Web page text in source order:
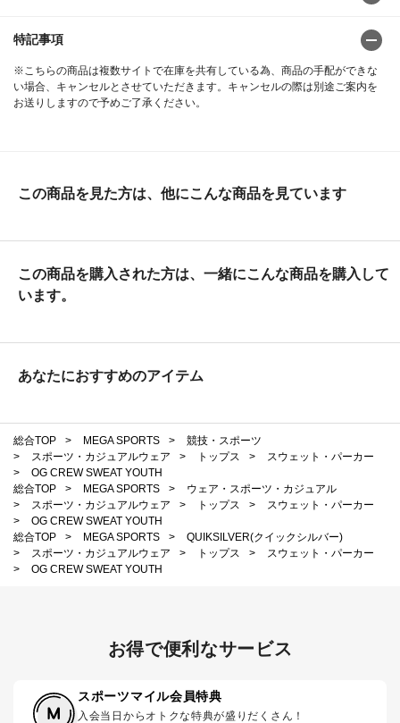
特記事項
※こちらの商品は複数サイトで在庫を共有している為、商品の手配ができな
い場合、キャンセルとさせていただきます。キャンセルの際は別途ご案内を
お送りしますので予めご了承ください。
この商品を見た方は、他にこんな商品を見ています
この商品を購入された方は、一緒にこんな商品を購入して
います。
あなたにおすすめのアイテム
総合TOP > MEGA SPORTS >
競技・スポーツ
>
スポーツ・カジュアルウェア > トップス >
スウェット・パーカー
>
OG CREW SWEAT YOUTH
総合TOP
> MEGA SPORTS >
ウェア・スポーツ・カジュアル
>
スポーツ・カジュアルウェア > トップス >
スウェット・パーカー
>
OG CREW SWEAT YOUTH
総合TOP
> MEGA SPORTS >
QUIKSILVER(クイックシルバー)
>
スポーツ・カジュアルウェア > トップス >
スウェット・パーカー
>
OG CREW SWEAT YOUTH
お得で便利なサービス
スポーツマイル会員特典
入会当日からオトクな特典が盛りだくさん！